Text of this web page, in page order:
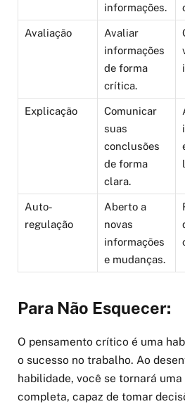
informações.
Avaliação
Avaliar
informações
de forma
crítica.
Explicação
Comunicar
suas
conclusões
de forma
clara.
Auto-
regulação
Aberto a
novas
informações
e mudanças.
Para Não Esquecer:
O pensamento crítico é uma
o sucesso no trabalho. Ao
habilidade, você se tornará
completa, capaz de tomar